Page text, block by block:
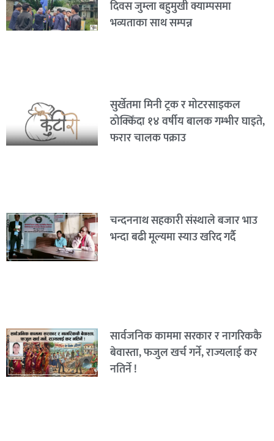
दिवस जुम्ला बहुमुखी क्याम्पसमा
भव्यताका साथ सम्पन्न
सुर्खेतमा मिनी ट्रक र मोटरसाइकल
ठोक्किँदा १४ वर्षीय बालक गम्भीर घाइते,
फरार चालक पक्राउ
चन्दननाथ सहकारी संस्थाले बजार भाउ
भन्दा बढी मूल्यमा स्याउ खरिद गर्दै
सार्वजनिक काममा सरकार र नागरिककै
बेवास्ता, फजुल खर्च गर्ने, राज्यलाई कर
नतिर्ने !